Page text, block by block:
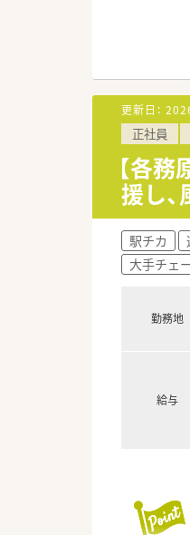
更新日：
正社員
【各
援し
駅チカ
大手チェ
勤務地
給与